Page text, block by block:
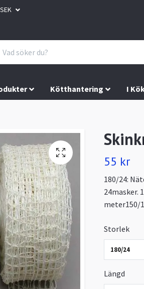
SEK
Kötthantering I
55 kr
180/24:
24masker.
meter150/
Storlek
180/24
Längd